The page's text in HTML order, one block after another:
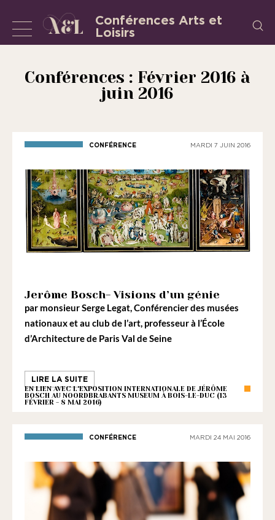
contenu
Conférences Arts et
Loisirs
L’Association
«
Conférences
»
une
association
régie
par
la
loi
ayant
une
vocation
culturelle.
Afficher
masquer
Conférences : Février 2016 à
juin 2016
CONFÉRENCE MARDI 7 JUIN 2016
Jerôme Bosch- Visions d’un génie
par monsieur Serge Legat, Conférencier des musées
nationaux et au club de l’art, professeur à l’École
d’Architecture de Paris Val de Seine
LIRE LA SUITE
EN LIEN AVEC L'EXPOSITION INTERNATIONALE DE JÉRÔME
BOSCH AU NOORDBRABANTS MUSEUM À BOIS-LE-DUC (13
FÉVRIER - 8 MAI 2016)
CONFÉRENCE MARDI 24 MAI 2016